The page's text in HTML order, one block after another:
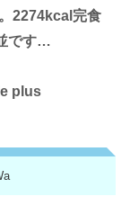
2274kcal完食
です…
plus